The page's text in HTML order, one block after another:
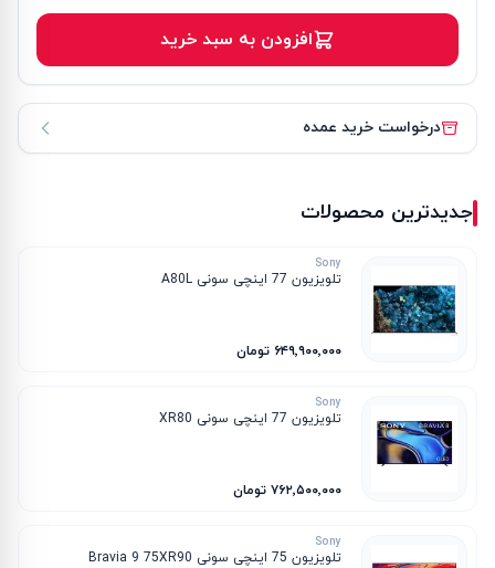
افزودن به سبد خرید
درخواست خرید عمده
جدیدترین محصولات
Sony
تلویزیون 77 اینچی سونی A80L
۶۴۹٬۹۰۰٬۰۰۰ تومان
Sony
تلویزیون 77 اینچی سونی XR80
۷۶۲٬۵۰۰٬۰۰۰ تومان
Sony
تلویزیون 75 اینچی سونی Bravia 9 75XR90